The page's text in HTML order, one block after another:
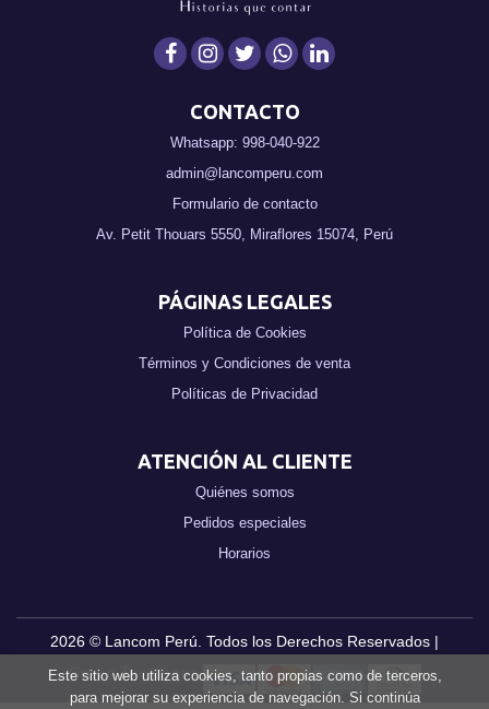
CONTACTO
Whatsapp: 998-040-922
admin@lancomperu.com
Formulario de contacto
Av. Petit Thouars 5550, Miraflores 15074, Perú
PÁGINAS LEGALES
Política de Cookies
Términos y Condiciones de venta
Políticas de Privacidad
ATENCIÓN AL CLIENTE
Quiénes somos
Pedidos especiales
Horarios
2026 © Lancom Perú . Todos los Derechos Reservados |
Grupo Trevenque
Este sitio web utiliza cookies, tanto propias como de terceros,
para mejorar su experiencia de navegación. Si continúa